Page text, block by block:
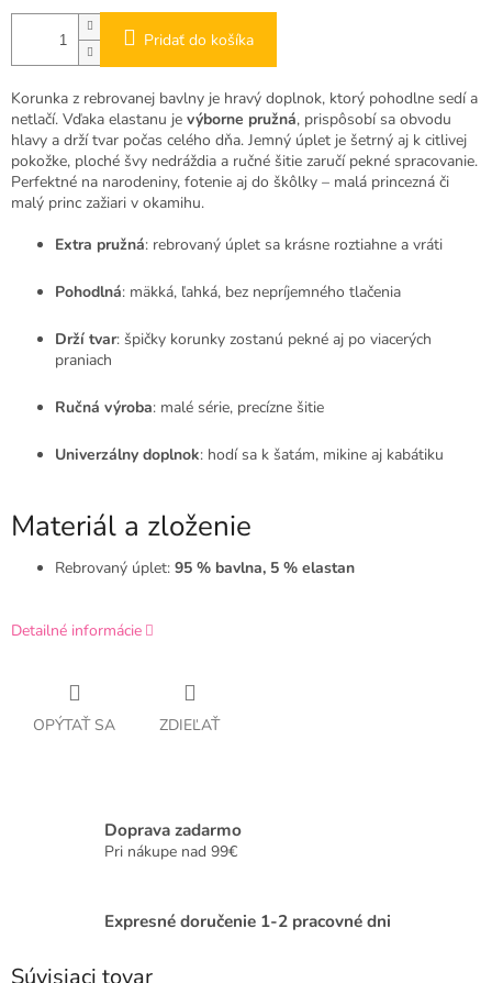
Pridať do košíka
Korunka z rebrovanej bavlny je hravý doplnok, ktorý pohodlne sedí a
netlačí. Vďaka elastanu je výborne pružná, prispôsobí sa obvodu
hlavy a drží tvar počas celého dňa. Jemný úplet je šetrný aj k citlivej
pokožke, ploché švy nedráždia a ručné šitie zaručí pekné spracovanie.
Perfektné na narodeniny, fotenie aj do škôlky – malá princezná či
malý princ zažiari v okamihu.
Extra pružná: rebrovaný úplet sa krásne roztiahne a vráti
Pohodlná: mäkká, ľahká, bez nepríjemného tlačenia
Drží tvar: špičky korunky zostanú pekné aj po viacerých
praniach
Ručná výroba: malé série, precízne šitie
Univerzálny doplnok: hodí sa k šatám, mikine aj kabátiku
Materiál a zloženie
Rebrovaný úplet: 95 % bavlna, 5 % elastan
Detailné informácie
OPÝTAŤ SA ZDIEĽAŤ
Doprava zadarmo
Pri nákupe nad 99€
Expresné doručenie 1-2 pracovné dni